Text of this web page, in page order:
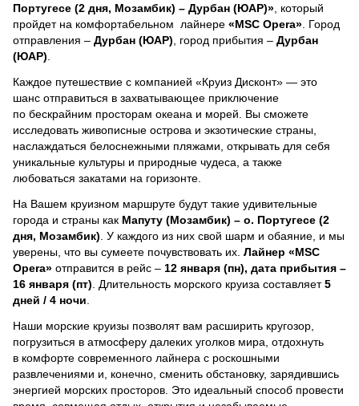
Португесе (2 дня, Мозамбик) – Дурбан (ЮАР)» , который
пройдет на комфортабельном лайнере «MSC Opera» . Город
отправления – Дурбан (ЮАР) , город прибытия – Дурбан
(ЮАР)
Каждое путешествие с компанией «Круиз Дисконт» — это
шанс отправиться в захватывающее приключение
по бескрайним просторам океана и морей. Вы сможете
исследовать живописные острова и экзотические страны,
наслаждаться белоснежными пляжами, открывать для себя
уникальные культуры и природные чудеса, а также
любоваться закатами на горизонте.
На Вашем круизном маршруте будут такие удивительные
города и страны как Мапуту (Мозамбик) – о. Португесе (2
дня, Мозамбик) . У каждого из них свой шарм и обаяние, и мы
уверены, что вы сумеете почувствовать их. Лайнер «MSC
Opera» отправится в рейс – 12 января (пн), дата прибытия –
16 января (пт) . Длительность морского круиза составляет5
дней / 4 ночи
Наши морские круизы позволят вам расширить кругозор,
погрузиться в атмосферу далеких уголков мира, отдохнуть
в комфорте современного лайнера с роскошными
развлечениями и, конечно, сменить обстановку, зарядившись
энергией морских просторов. Это идеальный способ провести